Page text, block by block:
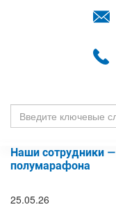
ключевые
слова
Наши сотрудники —
полумарафона
25.05.26